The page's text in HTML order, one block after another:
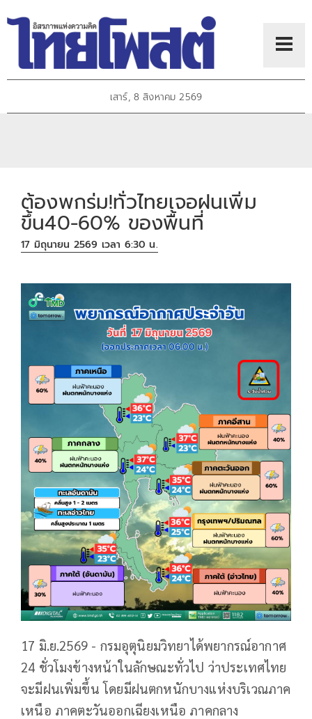
เสาร์, 8 สิงหาคม 2569
ต้องพกร่ม!ทั่วไทยเจอฝนเพิ่ม
ขึ้น40-60% ของพื้นที่
17 มิถุนายน 2569 เวลา 6:30 น.
17 มิ.ย.2569 - กรมอุตุนิยมวิทยาได้พยากรณ์อากาศ
24 ชั่วโมงข้างหน้าในลักษณะทั่วไป ว่าประเทศไทย
จะมีฝนเพิ่มขึ้น โดยมีฝนตกหนักบางแห่งบริเวณภาค
เหนือ ภาคตะวันออกเฉียงเหนือ ภาคกลาง